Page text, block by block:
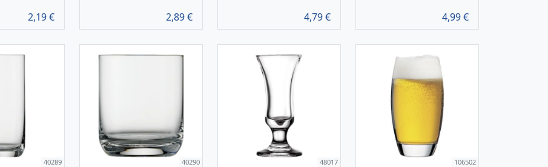
2,19€
2,89€
4,79€
4,99€
40289 40290 48017 106502